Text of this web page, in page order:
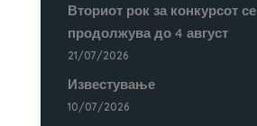
Вториот рок за конкурсот се
продолжува до 4 август
21/07/2026
Известување
10/07/2026